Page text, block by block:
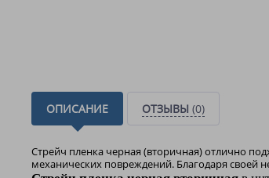
ОПИСАНИЕ ОТЗЫВЫ (0)
Стрейч пленка черная (вторичная) отлично
механических повреждений. Благодаря своей